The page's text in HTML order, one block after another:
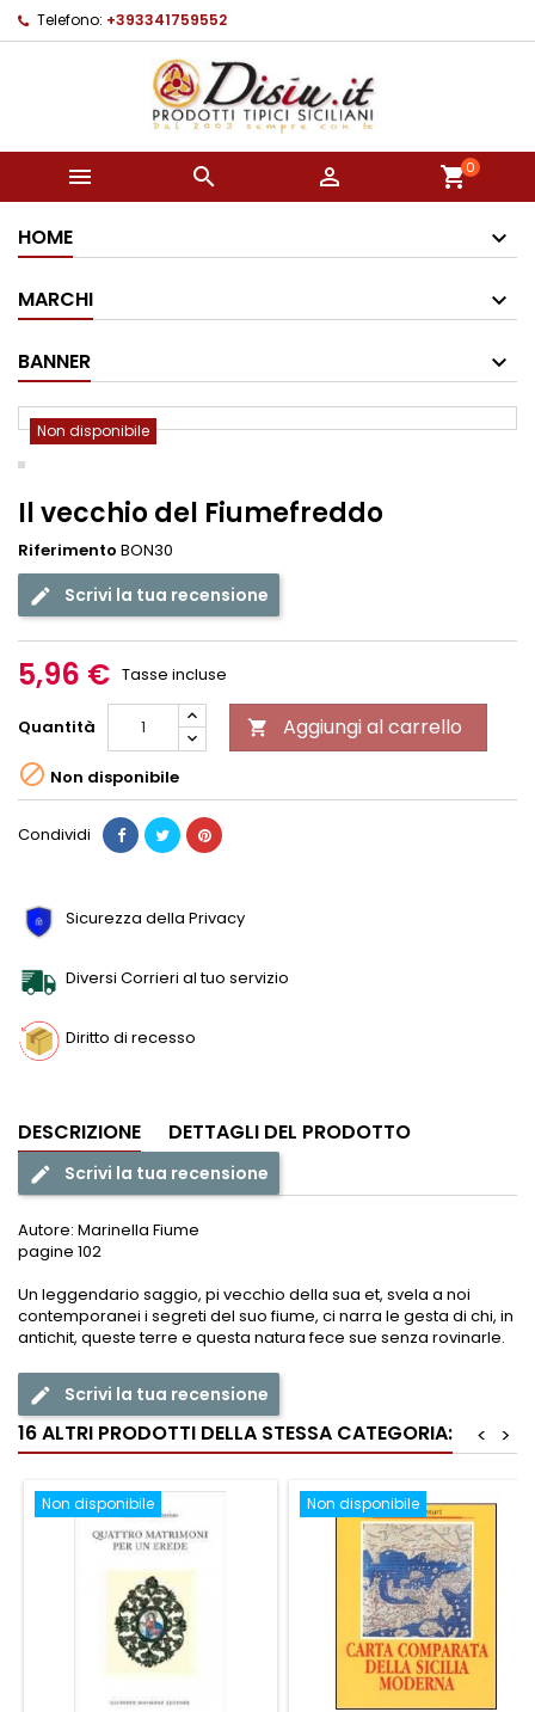
Telefono: +393341759552
   shopping_cart0
HOME
MARCHI
BANNER
Non disponibile
Il vecchio del Fiumefreddo
Riferimento BON30
edit Scrivi la tua recensione
5,96 € Tasse incluse
Quantità  Aggiungi al carrello
 Non disponibile
Condividi
Sicurezza della Privacy
Diversi Corrieri al tuo servizio
Diritto di recesso
DESCRIZIONE DETTAGLI DEL PRODOTTO
edit Scrivi la tua recensione
Autore: Marinella Fiume
pagine 102
Un leggendario saggio, pi vecchio della sua et, svela a noi
contemporanei i segreti del suo fiume, ci narra le gesta di chi, in
antichit, queste terre e questa natura fece sue senza rovinarle.
edit Scrivi la tua recensione
16 ALTRI PRODOTTI DELLA STESSA CATEGORIA: >
<
Non disponibile Non disponibile